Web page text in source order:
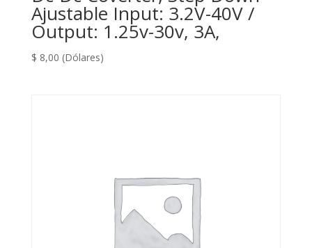
Ajustable Input: 3.2V-40V /
Output: 1.25v-30v, 3A,
$ 8,00 (Dólares)